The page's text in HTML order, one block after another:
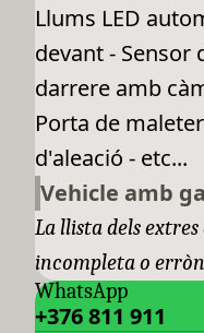
Llums LED
devant - Sensor
darrere amb
Porta de
d'aleació - etc...
Vehicle amb
La llista dels
incompleta o
WhatsApp
+376 811 911